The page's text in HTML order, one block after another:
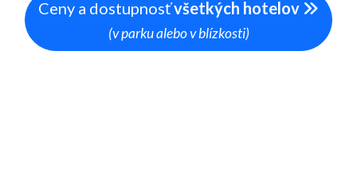
Ceny a dostupnosťvšetkých hotelov
(v parku alebo v blízkosti)